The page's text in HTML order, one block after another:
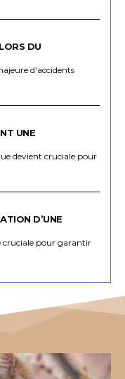
DU
d'accidents
UNE
devient cruciale pour
D’UNE
cruciale pour garantir